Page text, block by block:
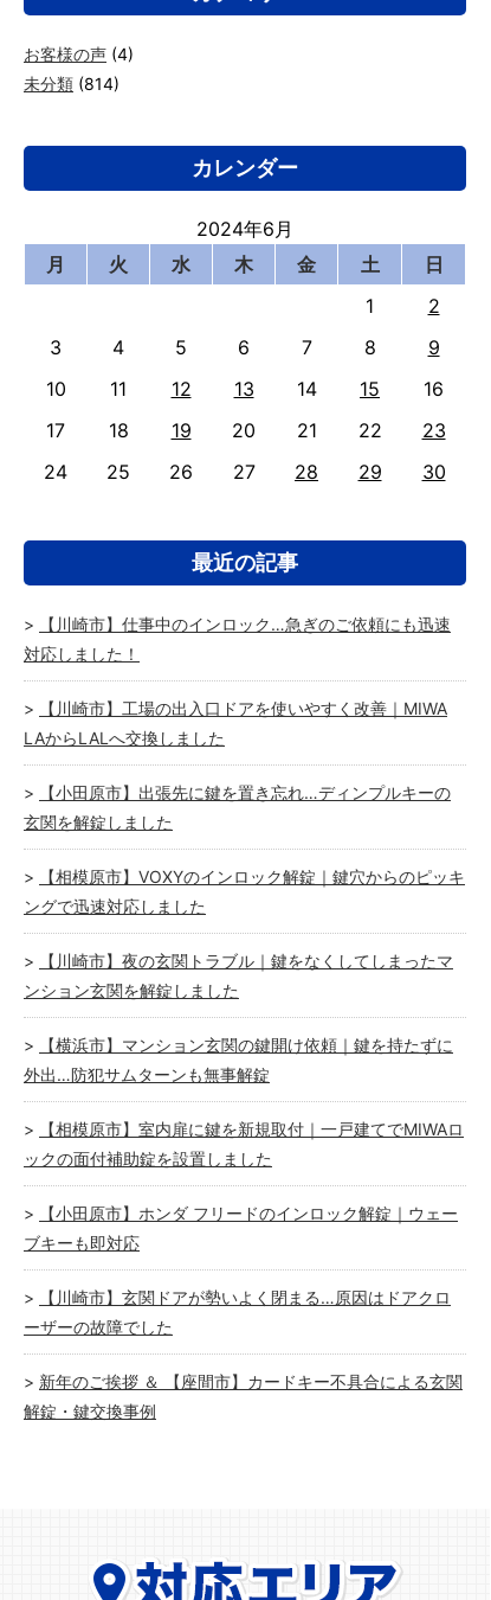
お客様の声 (4)
未分類 (814)
カレンダー
2024年6月
月
火 水 木 金 土
日
1
2
3
4 5 6 7 8
9
10
11 12 13 14 15
16
17
18 19 20 21 22
23
24
25 26 27 28 29 30
最近の記事
【川崎市】仕事中のインロック…急ぎのご依頼にも迅速
対応しました！
【川崎市】工場の出入口ドアを使いやすく改善｜MIWA
LAからLALへ交換しました
【小田原市】出張先に鍵を置き忘れ…ディンプルキーの
玄関を解錠しました
【相模原市】VOXYのインロック解錠｜鍵穴からのピッキ
ングで迅速対応しました
【川崎市】夜の玄関トラブル｜鍵をなくしてしまったマ
ンション玄関を解錠しました
【横浜市】マンション玄関の鍵開け依頼｜鍵を持たずに
外出…防犯サムターンも無事解錠
【相模原市】室内扉に鍵を新規取付｜一戸建てでMIWAロ
ックの面付補助錠を設置しました
【小田原市】ホンダ フリードのインロック解錠｜ウェー
ブキーも即対応
【川崎市】玄関ドアが勢いよく閉まる…原因はドアクロ
ーザーの故障でした
新年のご挨拶 ＆ 【座間市】カードキー不具合による玄関
解錠・鍵交換事例